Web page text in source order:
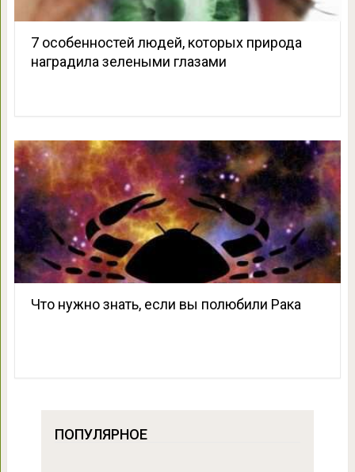
7 особенностей людей, которых природа
наградила зелеными глазами
Что нужно знать, если вы полюбили Рака
ПОПУЛЯРНОЕ